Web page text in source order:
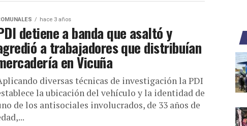
hace 3 años
detiene a banda que asaltó y
a trabajadores que distribuían
en Vicuña
diversas técnicas de investigación la PDI
la ubicación del vehículo y la identidad de
de los antisociales involucrados, de 33 años de